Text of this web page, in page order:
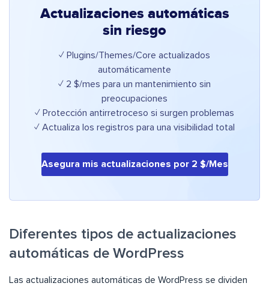
Actualizaciones automáticas
sin riesgo
✓ Plugins/Themes/Core actualizados
automáticamente
✓ 2 $/mes para un mantenimiento sin
preocupaciones
✓ Protección antirretroceso si surgen problemas
✓ Actualiza los registros para una visibilidad total
Asegura mis actualizaciones por 2 $/Mes
Diferentes tipos de actualizaciones
automáticas de WordPress
Las actualizaciones automáticas de WordPress se dividen